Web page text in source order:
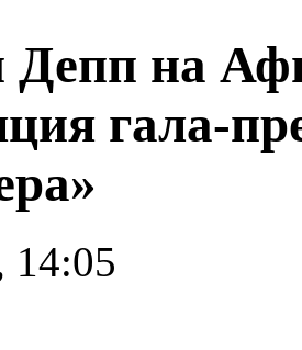
Депп на
гала-
14:05